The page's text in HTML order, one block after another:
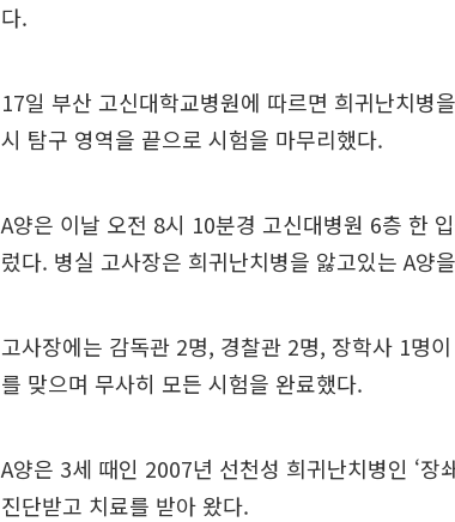
다.
17일 부산 고신대학교병원에 따르면 희귀난치병
시 탐구 영역을 끝으로 시험을 마무리했다.
A양은 이날 오전 8시 10분경 고신대병원 6층 한
렀다. 병실 고사장은 희귀난치병을 앓고있는 A양
고사장에는 감독관 2명, 경찰관 2명, 장학사 1명
를 맞으며 무사히 모든 시험을 완료했다.
A양은 3세 때인 2007년 선천성 희귀난치병인 ‘장
진단받고 치료를 받아 왔다.